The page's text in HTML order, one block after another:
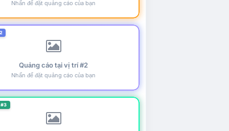
Nhấn để đặt quảng cáo của bạn
Quảng cáo tại vị trí #2
Nhấn để đặt quảng cáo của bạn